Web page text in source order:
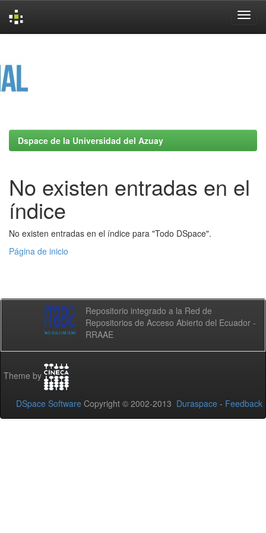
Dspace de la Universidad del Azuay
No existen entradas en el
índice
No existen entradas en el índice para "Todo DSpace".
Página de inicio
Repositorio integrado a la Red de
Repositorios de Acceso Abierto del Ecuador -
RRAAE
Theme by
DSpace Software Copyright © 2002-2013 Duraspace - Feedback